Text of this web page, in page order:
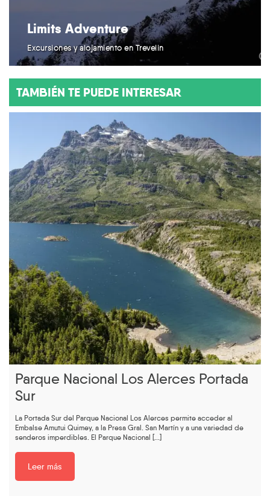
Limits Adventure
Excursiones y alojamiento en Trevelin
TAMBIÉN TE PUEDE INTERESAR
Parque Nacional Los Alerces Portada
Sur
La Portada Sur del Parque Nacional Los Alerces permite acceder al
Embalse Amutui Quimey, a la Presa Gral. San Martín y a una variedad de
senderos imperdibles. El Parque Nacional [...]
Leer más